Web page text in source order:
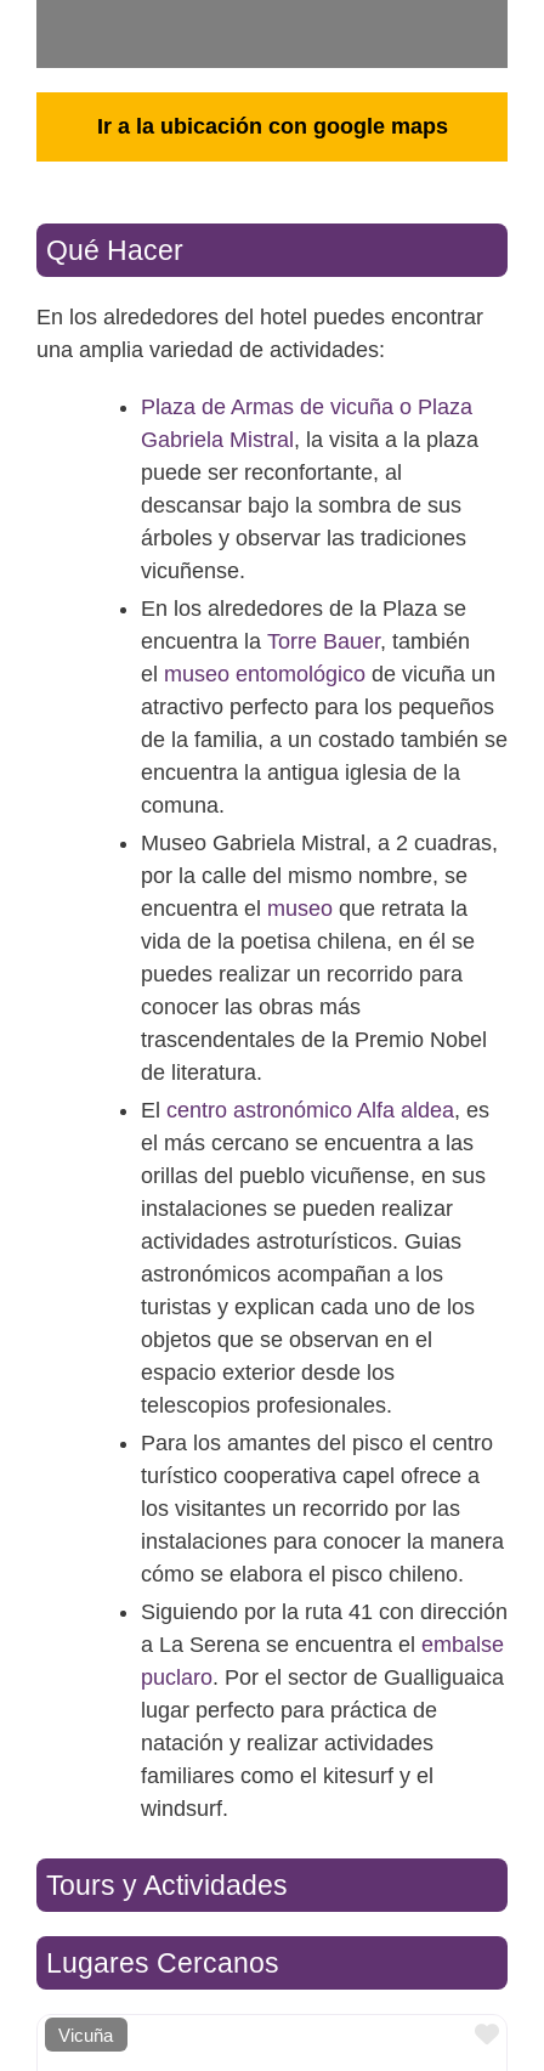
Ir a la ubicación con google maps
Qué Hacer
En los alrededores del hotel puedes encontrar
una amplia variedad de actividades:
Plaza de Armas de vicuña o Plaza
Gabriela Mistral , la visita a la plaza
puede ser reconfortante, al
descansar bajo la sombra de sus
árboles y observar las tradiciones
vicuñense.
En los alrededores de la Plaza se
encuentra la Torre Bauer, también
el museo entomológico de vicuña un
atractivo perfecto para los pequeños
de la familia, a un costado también se
encuentra la antigua iglesia de la
comuna.
Museo Gabriela Mistral, a 2 cuadras,
por la calle del mismo nombre, se
encuentra el museo que retrata la
vida de la poetisa chilena, en él se
puedes realizar un recorrido para
conocer las obras más
trascendentales de la Premio Nobel
de literatura.
El centro astronómico Alfa aldea, es
el más cercano se encuentra a las
orillas del pueblo vicuñense, en sus
instalaciones se pueden realizar
actividades astroturísticos. Guias
astronómicos acompañan a los
turistas y explican cada uno de los
objetos que se observan en el
espacio exterior desde los
telescopios profesionales.
Para los amantes del pisco el centro
turístico cooperativa capel ofrece a
los visitantes un recorrido por las
instalaciones para conocer la manera
cómo se elabora el pisco chileno.
Siguiendo por la ruta 41 con dirección
a La Serena se encuentra el embalse
puclaro. Por el sector de Gualliguaica
lugar perfecto para práctica de
natación y realizar actividades
familiares como el kitesurf y el
windsurf.
Tours y Actividades
Lugares Cercanos
Vicuña